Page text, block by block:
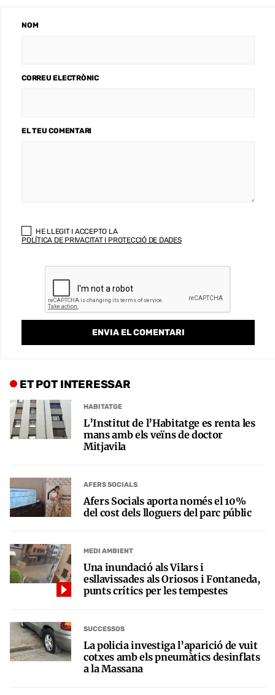
NOM
CORREU ELECTRÒNIC
EL TEU COMENTARI
HE LLEGIT I ACCEPTO LA
POLÍTICA DE PRIVACITAT I PROTECCIÓ DE DADES
ET POT INTERESSAR
HABITATGE
L’Institut de l’Habitatge es renta les
mans amb els veïns de doctor
Mitjavila
AFERS SOCIALS
Afers Socials aporta només el 10%
del cost dels lloguers del parc públic
MEDI AMBIENT
Una inundació als Vilars i
esllavissades als Oriosos i Fontaneda,
punts crítics per les tempestes
SUCCESSOS
La policia investiga l’aparició de vuit
cotxes amb els pneumàtics desinflats
a la Massana